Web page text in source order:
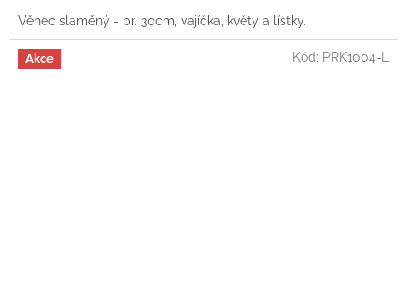
Věnec slaměný - pr. 30cm, vajíčka, květy a lístky.
Akce Kód: PRK1004-L